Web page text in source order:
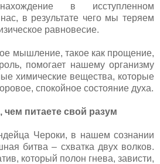
в исступленном
в результате чего мы теряем
равновесие.
мышление, такое как прощение,
помогает нашему организму
химические вещества, которые
спокойное состояние духа.
чем питаете свой разум
Чероки, в нашем сознании
битва – схватка двух волков.
который полон гнева, зависти,